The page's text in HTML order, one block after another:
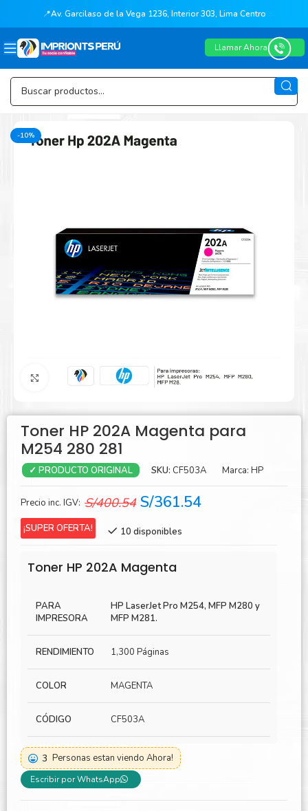
📍Av. Garcilaso de la Vega 1236, Interior 303, Lima Centro
Llamar Ahora
-10%
Agrandar
Toner HP 202A Magenta para
M254 280 281
✓ PRODUCTO ORIGINAL SKU: CF503A Marca: HP
Precio inc. IGV: S/400.54 El
original
S/400.54.
S/361.54El
¡SUPER OFERTA! 10 disponibles
Toner HP 202A Magenta
PARA
IMPRESORA
HP LaserJet Pro M254, MFP M280 y
MFP M281.
RENDIMIENTO 1,300 Páginas
COLOR MAGENTA
CÓDIGO CF503A
3 Personas estan viendo Ahora!
Escribir por WhatsApp